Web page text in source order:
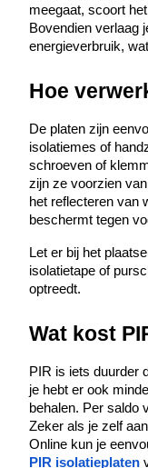
meegaat, scoort
Bovendien verlaag
energieverbruik,
Hoe
De platen zijn
isolatiemes of
schroeven of
zijn ze voorzien
het reflecteren van
beschermt tegen
Let er bij het
isolatietape of
optreedt.
Wat kost
PIR is iets duurder
je hebt er ook
behalen. Per saldo
Zeker als je zelf
Online kun je
PIR isolatieplaten